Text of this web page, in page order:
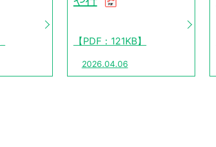
【PDF：121KB】
2026.04.06